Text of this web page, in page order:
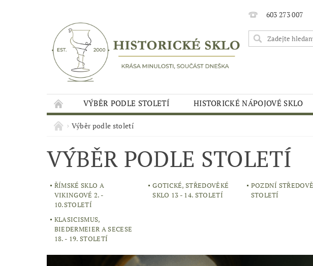
603 273 007
VÝBĚR PODLE STOLETÍ HISTORICKÉ NÁPOJOVÉ SKLO
Výběr podle století
VÝBĚR PODLE STOLETÍ
ŘÍMSKÉ SKLO A
VIKINGOVÉ 2. -
10.STOLETÍ
GOTICKÉ, STŘEDOVĚKÉ
SKLO 13 - 14. STOLETÍ
POZDNÍ
STOLETÍ
KLASICISMUS,
BIEDERMEIER A SECESE
18. - 19. STOLETÍ